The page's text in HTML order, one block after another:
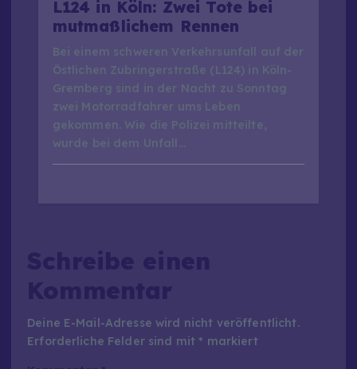
L124 in Köln: Zwei Tote bei
mutmaßlichem Rennen
Bei einem schweren Verkehrsunfall auf der
Östlichen Zubringerstraße (L124) in Köln-
Gremberg sind in der Nacht zu Sonntag
zwei Motorradfahrer ums Leben
gekommen. Wie die Polizei mitteilte,
wurde bei dem Unfall…
Deine E-Mail-Adresse wird nicht veröffentlicht.
Erforderliche Felder sind mit * markiert